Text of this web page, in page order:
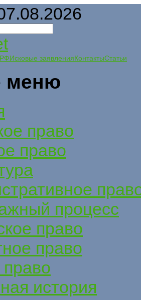
Исковые заявленияКонтактыСтатьи
меню
право
право
процесс
право
право
история